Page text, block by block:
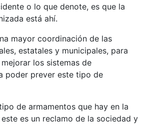
o lo que denote, es que la
está ahí.
mayor coordinación de las
estatales y municipales, para
los sistemas de
poder prever este tipo de
de armamentos que hay en la
es un reclamo de la sociedad y